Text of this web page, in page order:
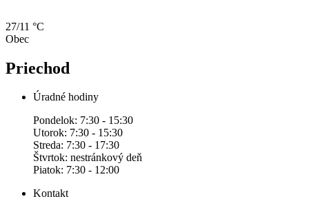
27/11 °C
Obec
Priechod
Úradné hodiny
Pondelok: 7:30 - 15:30
Utorok: 7:30 - 15:30
Streda: 7:30 - 17:30
Štvrtok: nestránkový deň
Piatok: 7:30 - 12:00
Kontakt